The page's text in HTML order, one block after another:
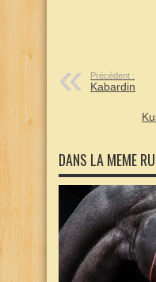
Précédent :
Kabardin
DANS LA MEME